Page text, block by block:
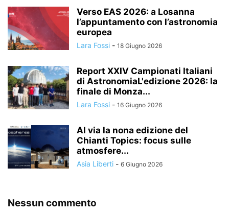
Verso EAS 2026: a Losanna
l’appuntamento con l’astronomia
europea
Lara Fossi - 18 Giugno 2026
Report XXIV Campionati Italiani
di AstronomiaL'edizione 2026: la
finale di Monza...
Lara Fossi - 16 Giugno 2026
Al via la nona edizione del
Chianti Topics: focus sulle
atmosfere...
Asia Liberti - 6 Giugno 2026
Nessun commento